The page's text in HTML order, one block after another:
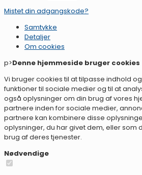
Mistet din adgangskode?
Samtykke
Detaljer
Om cookies
p>Denne hjemmeside bruger cookies
Vi bruger cookies til at tilpasse indhold
funktioner til sociale medier og til at
også oplysninger om din brug af vores
partnere inden for sociale medier,
partnere kan kombinere disse
oplysninger, du har givet dem, eller som
brug af deres tjenester.
Nødvendige